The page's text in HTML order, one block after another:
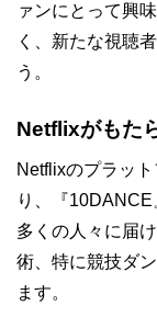
ァンにとって興
く、新たな視聴
う。
Netflixがもた
Netflixのプラッ
り、『10DANCE
多くの人々に届
術、特に競技ダ
ます。